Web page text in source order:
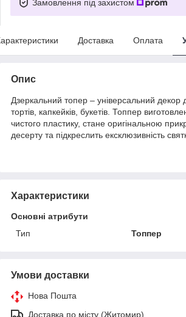
Замовлення під захистом
Доставка Оплата
Опис
Дзеркальний топер – універсальний
тортів, капкейків, букетів. Топпер
чистого пластику, стане оригінальною
десерту та підкреслить ексклюзивність
Характеристики
Основні атрибути
Тип
Топпер
Умови доставки
Нова Пошта
Доставка по місту (Житомир)